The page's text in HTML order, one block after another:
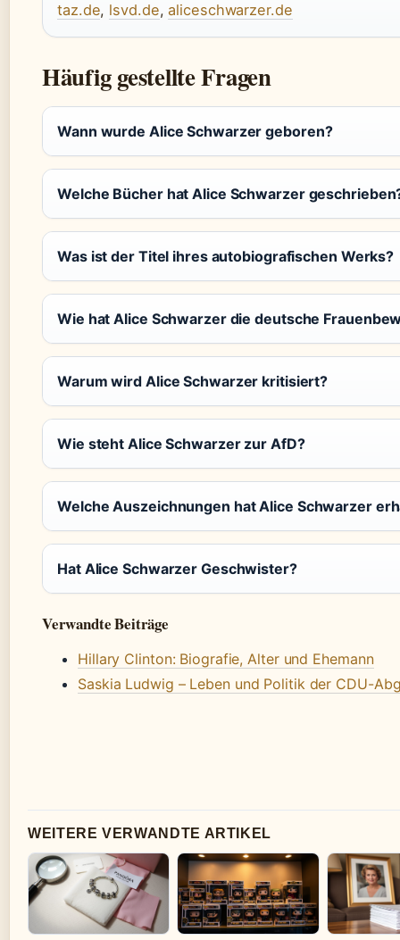
taz.de, lsvd.de,aliceschwarzer.de
Häufig gestellte Fragen
Wann wurde Alice Schwarzer geboren?
Welche Bücher hat Alice Schwarzer
Was ist der Titel ihres autobiografischen Werks?
Wie hat Alice Schwarzer die deutsche
Warum wird Alice Schwarzer kritisiert?
Wie steht Alice Schwarzer zur AfD?
Welche Auszeichnungen hat Alice Schwarzer
Hat Alice Schwarzer Geschwister?
Verwandte Beiträge
Hillary Clinton: Biografie, Alter und Ehemann
Saskia Ludwig – Leben und Politik der CDU-
WEITERE VERWANDTE ARTIKEL